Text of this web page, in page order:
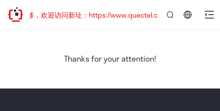
址已迁移，欢迎访问新址：https://www.quectel.com.cn
Thanks for your attention!